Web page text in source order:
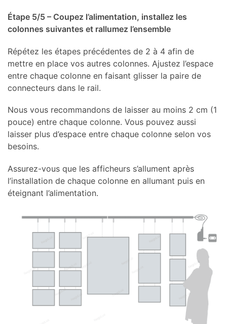
Étape 5/5 – Coupez l’alimentation, installez les
colonnes suivantes et rallumez l’ensemble
Répétez les étapes précédentes de 2 à 4 afin de
mettre en place vos autres colonnes. Ajustez l’espace
entre chaque colonne en faisant glisser la paire de
connecteurs dans le rail.
Nous vous recommandons de laisser au moins 2 cm (1
pouce) entre chaque colonne. Vous pouvez aussi
laisser plus d’espace entre chaque colonne selon vos
besoins.
Assurez-vous que les afficheurs s’allument après
l’installation de chaque colonne en allumant puis en
éteignant l’alimentation.